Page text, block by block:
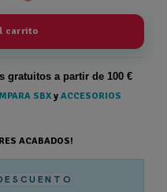
carrito
gratuitos a partir de 100 €
SBX y ACCESORIOS
ACABADOS!